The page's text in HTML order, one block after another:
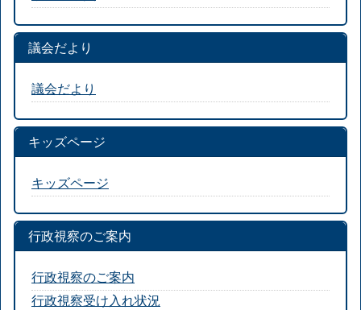
議会だより
議会だより
キッズページ
キッズページ
行政視察のご案内
行政視察のご案内
行政視察受け入れ状況